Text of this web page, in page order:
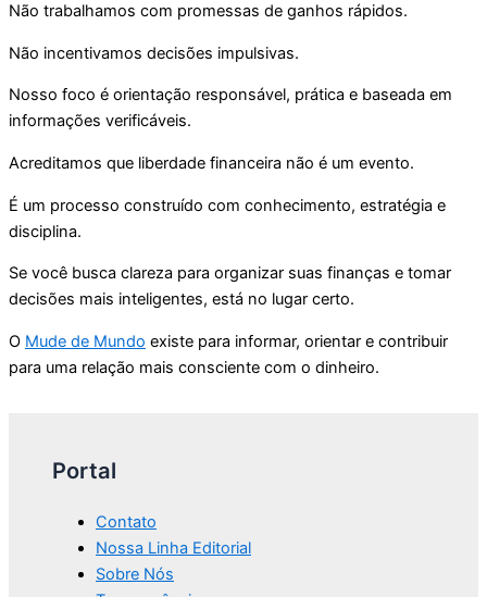
Não trabalhamos com promessas de ganhos rápidos.
Não incentivamos decisões impulsivas.
Nosso foco é orientação responsável, prática e baseada em
informações verificáveis.
Acreditamos que liberdade financeira não é um evento.
É um processo construído com conhecimento, estratégia e
disciplina.
Se você busca clareza para organizar suas finanças e tomar
decisões mais inteligentes, está no lugar certo.
O Mude de Mundo existe para informar, orientar e contribuir
para uma relação mais consciente com o dinheiro.
Portal
Contato
Nossa Linha Editorial
Sobre Nós